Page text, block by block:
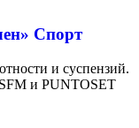
Спорт
и суспензий.
и PUNTOSET